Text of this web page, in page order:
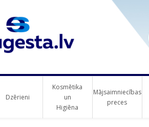
Dzērieni
Kosmētika
un
Higiēna
Mājsaimniecības
preces